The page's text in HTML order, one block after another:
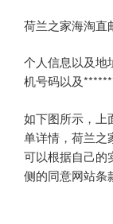
荷兰之家海淘
个人信息以及地
机号码以及
如下图所示，上
单详情，荷兰之
可以根据自己的
侧的同意网站条